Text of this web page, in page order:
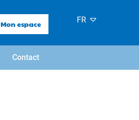
Mon espace FR
Contact